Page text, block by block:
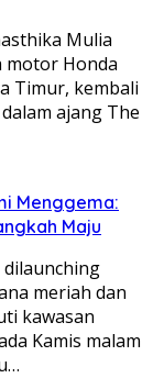
Mulia
motor Honda
Timur, kembali
ajang The
Menggema:
Maju
dilaunching
meriah dan
kawasan
Kamis malam